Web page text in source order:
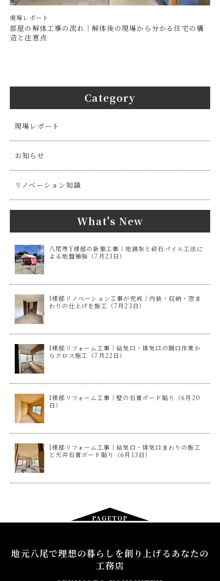
現場レポート
部屋の解体工事の流れ｜解体後の現場から分かる住宅の構
造と注意点
Category
現場レポート
お知らせ
リノベーション知識
What's New
八尾市Y様邸の新築工事｜地鎮祭と砕石パイル工法に
よる地盤補強（7月23日）
I様邸リノベーション工事が完成｜内装・収納・窓ま
わりの仕上げを施工（7月23日）
I様邸リフォーム工事｜給気口・排気口の開口作業か
らクロス施工（7月22日）
I様邸リフォーム工事｜壁の石膏ボード貼り（6月20
日）
I様邸リフォーム工事｜給気口・排気口まわりの施工
と天井石膏ボード貼り（6月13日）
PAGETOP
地元八尾で理想の暮らしを創り上げるあなたの
工務店